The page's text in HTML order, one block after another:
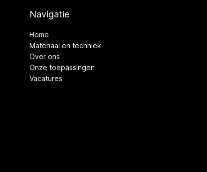
Navigatie
Home
Materiaal en techniek
Over ons
Onze toepassingen
Vacatures